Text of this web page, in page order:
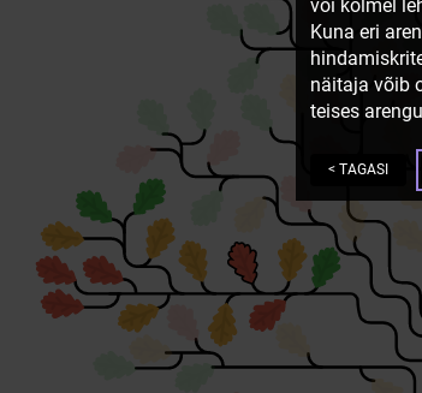
või kolmel
Kuna eri
näitaja võib
teises
< TAGASI